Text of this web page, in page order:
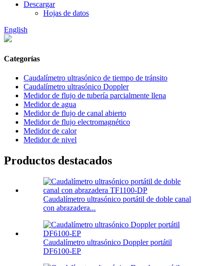
Descargar
Hojas de datos
English
Categorías
Caudalímetro ultrasónico de tiempo de tránsito
Caudalímetro ultrasónico Doppler
Medidor de flujo de tubería parcialmente llena
Medidor de agua
Medidor de flujo de canal abierto
Medidor de flujo electromagnético
Medidor de calor
Medidor de nivel
Productos destacados
Caudalímetro ultrasónico portátil de doble canal
con abrazadera...
Caudalímetro ultrasónico Doppler portátil
DF6100-EP